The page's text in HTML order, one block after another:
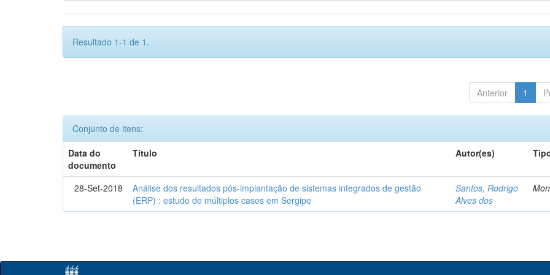
Resultado 1-1 de 1.
Anterior 1
Conjunto de itens:
Data do
documento
Título Autor(es)
28-Set-2018
Análise dos resultados pós-implantação de sistemas integrados de gestão
(ERP) : estudo de múltiplos casos em Sergipe
Santos, Rodrigo
Alves dos